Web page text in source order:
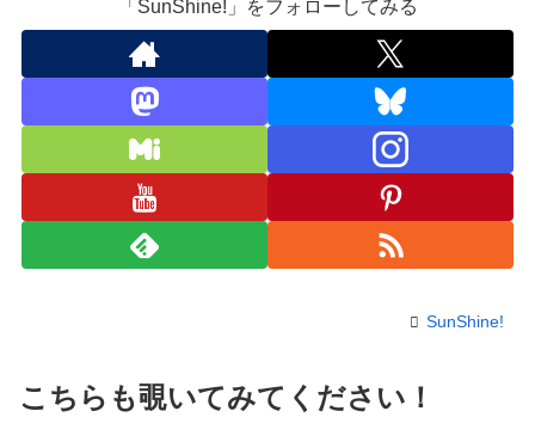
「SunShine!」をフォローしてみる
SunShine!
こちらも覗いてみてください！